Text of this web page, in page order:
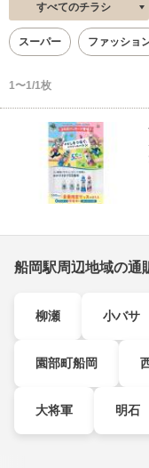
すべてのチラシ
スーパー ファッショ
1〜1/1枚
船岡駅周辺地域の通
柳瀬 小バサ
園部町船岡
大将軍 明石